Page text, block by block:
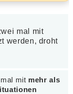
mal mit
werden, droht
mit mehr als